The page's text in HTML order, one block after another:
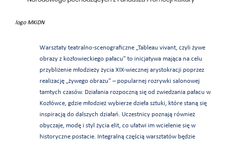
logo MKiDN
Warsztaty teatralno-scenograficzne „Tableau vivant, czyli żywe
obrazy z kozłowieckiego pałacu” to inicjatywa mająca na celu
przybliżenie młodzieży życia XIX-wiecznej arystokracji poprzez
realizację „żywego obrazu” – popularnej rozrywki salonowej
tamtych czasów. Działania rozpoczną się od zwiedzania pałacu w
Kozłówce, gdzie młodzież wybierze dzieła sztuki, które staną się
inspiracją do dalszych działań. Uczestnicy poznają również
obyczaje, modę i styl życia elit, co ułatwi im wcielenie się w
historyczne postacie. Integralną częścią warsztatów będzie